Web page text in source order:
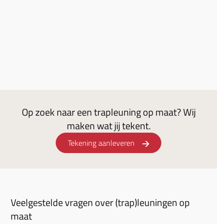
Op zoek naar een trapleuning op maat? Wij
maken wat jij tekent.
Tekening aanleveren
Veelgestelde vragen over (trap)leuningen op
maat